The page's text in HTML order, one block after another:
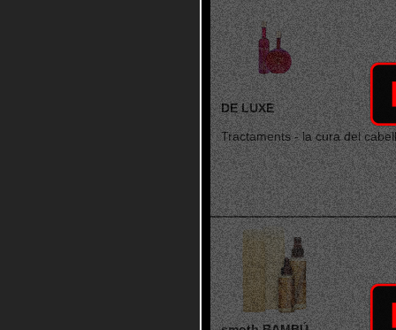
DE LUXE
Tractaments - la cura del